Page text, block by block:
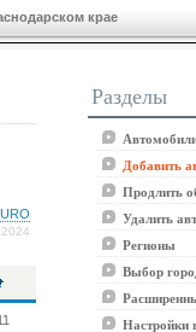
крае
Разделы
Добавить
Продлить
Удалить
Регионы
Выбор
Настройки